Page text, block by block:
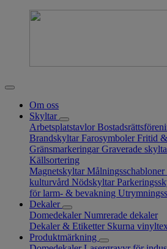
Om oss
Skyltar
Arbetsplatstavlor
Brandskyltar Farosymboler Fritid
Gränsmarkeringar Graverade
Källsortering
Magnetskyltar Målningsschabloner
kulturvård Nödskyltar
för larm- & bevakning
Dekaler
Domedekaler Numrerade dekaler
Dekaler & Etiketter Skurna
Produktmärkning